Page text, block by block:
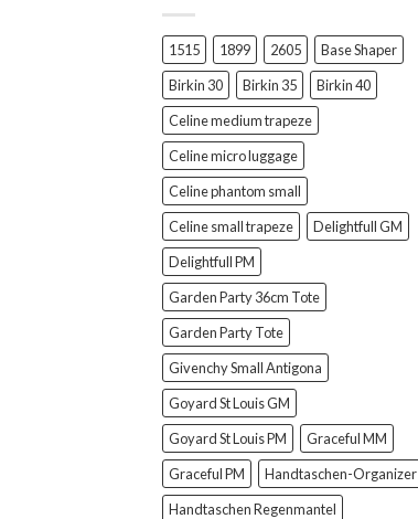
1515 1899 2605
Base Shaper
Birkin 30
Birkin 35
Birkin 40
Celine medium trapeze
Celine micro luggage
Celine phantom small
Celine small trapeze
Delightfull GM
Delightfull PM
Garden Party 36cm Tote
Garden Party Tote
Givenchy Small Antigona
Goyard St Louis GM
Goyard St Louis PM
Graceful MM
Graceful PM
Handtaschen-Organizer
Handtaschen Regenmantel